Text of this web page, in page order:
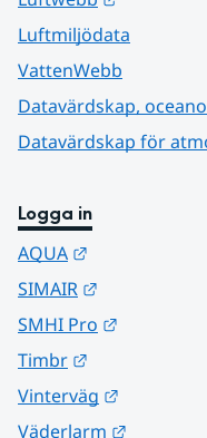
Luftmiljödata
VattenWebb
Datavärdskap,
Datavärdskap för
Logga in
AQUA
SIMAIR
SMHI Pro
Timbr
Vinterväg
Väderlarm